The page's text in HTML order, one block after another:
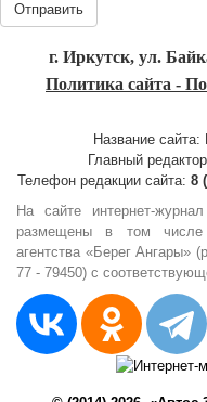
Отправить
г. Иркутск, ул.
Политика сайта -
Название
Главный
Телефон редакции сайта: 8
На сайте интернет-
размещены в том числе
агентства «Берег
77 - 79450) с